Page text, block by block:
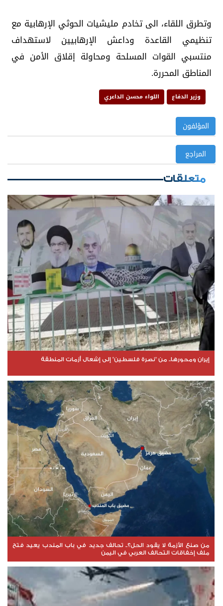
‏وتطرق اللقاء، الى تخادم مليشيات الحوثي الإرهابية مع
تنظيمي القاعدة وداعش الإرهابيين لاستهداف
منتسبي القوات المسلحة ومحاولة إقلاق الأمن في
المناطق المحررة.
وزير الدفاع اللواء محسن الداعري
المؤلفون
المراجع
متعلقات
إيران ومحورها.. من "نصرة فلسطين" إلى إشعال أزمات المنطقة
من صنع الأزمة لا يقود الحل؟.. تحالف جديد في باب المندب يعيد فتح
ملف إخفاقات التحالف العربي في اليمن